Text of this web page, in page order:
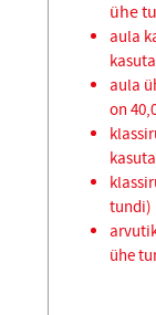
ühe
aula
aula
on
tundi)
ühe